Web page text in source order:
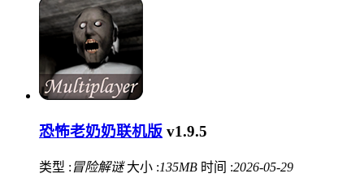
恐怖老奶奶联机版 v1.9.5
类型 : 冒险解谜 大小 :135MB 时间 :2026-05-29